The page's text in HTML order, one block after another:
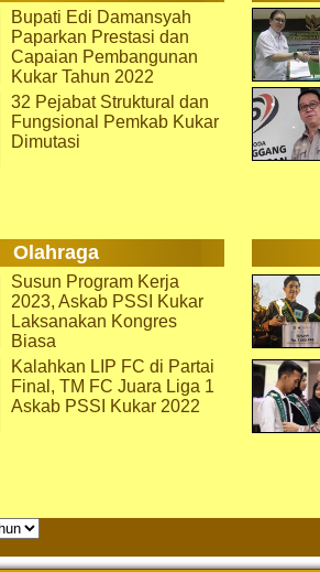
Bupati Edi Damansyah
Paparkan Prestasi dan
Capaian Pembangunan
Kukar Tahun 2022
32 Pejabat Struktural dan
Fungsional Pemkab Kukar
Dimutasi
Olahraga
Susun Program Kerja
2023, Askab PSSI Kukar
Laksanakan Kongres
Biasa
Kalahkan LIP FC di Partai
Final, TM FC Juara Liga 1
Askab PSSI Kukar 2022